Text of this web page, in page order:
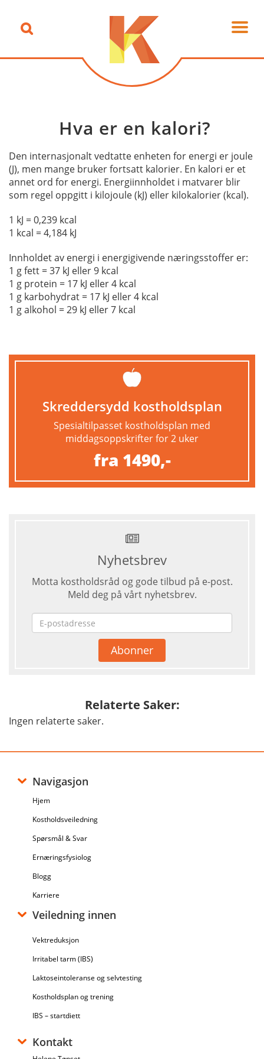
Hva er en kalori?
Den internasjonalt vedtatte enheten for energi er joule
(J), men mange bruker fortsatt kalorier. En kalori er et
annet ord for energi. Energiinnholdet i matvarer blir
som regel oppgitt i kilojoule (kJ) eller kilokalorier (kcal).
1 kJ = 0,239 kcal
1 kcal = 4,184 kJ
Innholdet av energi i energigivende næringsstoffer er:
1 g fett = 37 kJ eller 9 kcal
1 g protein = 17 kJ eller 4 kcal
1 g karbohydrat = 17 kJ eller 4 kcal
1 g alkohol = 29 kJ eller 7 kcal
Skreddersydd kostholdsplan
Spesialtilpasset kostholdsplan med
middagsoppskrifter for 2 uker
fra 1490,-
Nyhetsbrev
Motta kostholdsråd og gode tilbud på e-post.
Meld deg på vårt nyhetsbrev.
Relaterte Saker:
Ingen relaterte saker.
Navigasjon
Hjem
Kostholdsveiledning
Spørsmål & Svar
Ernæringsfysiolog
Blogg
Karriere
Veiledning innen
Vektreduksjon
Irritabel tarm (IBS)
Laktoseintoleranse og selvtesting
Kostholdsplan og trening
IBS – startdiett
Kontakt